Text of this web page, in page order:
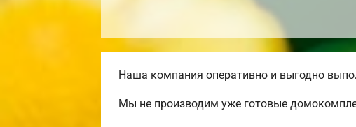
Наша компания оперативно и выгодно
Мы не производим уже готовые